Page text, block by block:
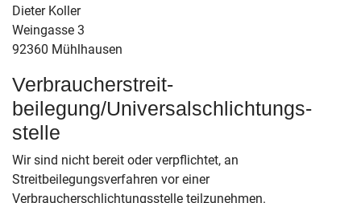
Dieter Koller
Weingasse 3
92360 Mühlhausen
Verbraucher­streit­
beilegung/Universal­schlichtungs­
stelle
Wir sind nicht bereit oder verpflichtet, an
Streitbeilegungsverfahren vor einer
Verbraucherschlichtungsstelle teilzunehmen.